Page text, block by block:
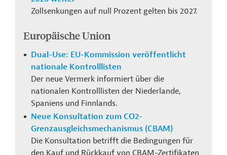
Zollsenkungen auf null Prozent gelten bis 2027.
Europäische Union
Dual-Use: EU-Kommission veröffentlicht
nationale Kontrolllisten
Der neue Vermerk informiert über die
nationalen Kontrolllisten der Niederlande,
Spaniens und Finnlands.
Neue Konsultation zum CO2-
Grenzausgleichsmechanismus (CBAM)
Die Konsultation betrifft die Bedingungen für
den Kauf und Rückkauf von CBAM-Zertifikaten